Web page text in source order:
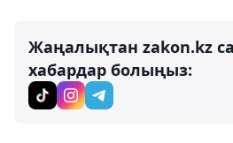
Жаңалықтан zakon.kz
хабардар болыңыз: